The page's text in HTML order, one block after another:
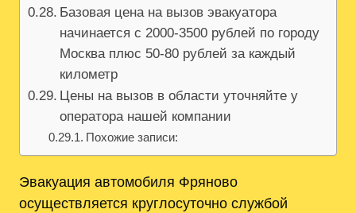
Базовая цена на вызов эвакуатора
начинается с 2000-3500 рублей по городу
Москва плюс 50-80 рублей за каждый
километр
Цены на вызов в области уточняйте у
оператора нашей компании
Похожие записи:
Эвакуация автомобиля Фряново
осуществляется круглосуточно службой